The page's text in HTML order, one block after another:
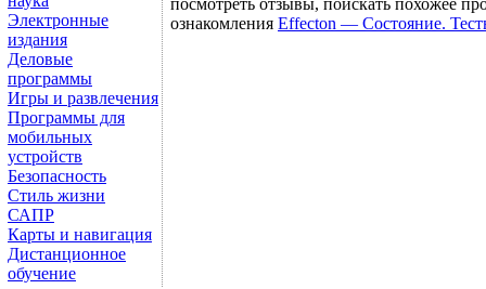
Электронные
издания
Деловые
программы
Игры и развлечения
Программы для
мобильных
устройств
Безопасность
Стиль жизни
САПР
Карты и навигация
Дистанционное
обучение
посмотреть отзывы, поискать похожее
ознакомления Effecton — Состояние.